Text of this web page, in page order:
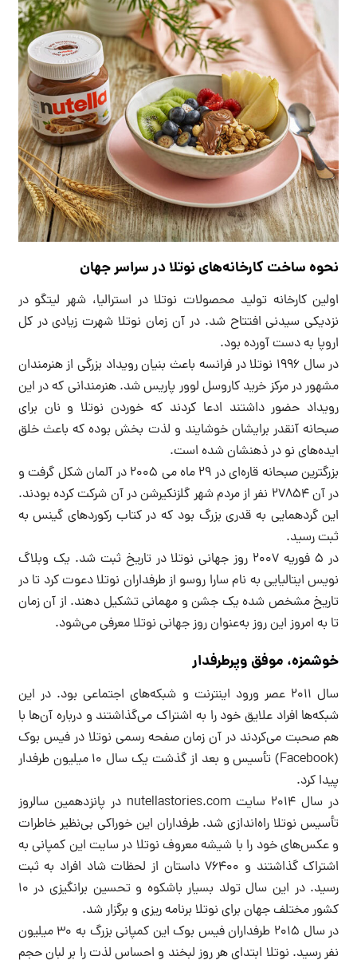
نحوه ساخت کارخانه‌های نوتلا در سراسر جهان
اولین کارخانه تولید محصولات نوتلا در استرالیا، شهر لیتگو در
نزدیکی سیدنی افتتاح شد. در آن زمان نوتلا شهرت زیادی در کل
اروپا به دست آورده بود.
در سال ۱۹۹۶ نوتلا در فرانسه باعث بنیان رویداد بزرگی از هنرمندان
مشهور در مرکز خرید کاروسل لوور پاریس شد. هنرمندانی که در این
رویداد حضور داشتند ادعا کردند که خوردن نوتلا و نان برای
صبحانه آنقدر برایشان خوشایند و لذت بخش بوده که باعث خلق
ایده‌های نو در ذهنشان شده است.
بزرگترین صبحانه قاره‌ای در ۲۹ ماه می ۲۰۰۵ در آلمان شکل گرفت و
در آن ۲۷۸۵۴ نفر از مردم شهر گلزنکیرشن در آن شرکت کرده بودند.
این گردهمایی به قدری بزرگ بود که در کتاب رکوردهای گینس به
ثبت رسید.
در ۵ فوریه ۲۰۰۷ روز جهانی نوتلا در تاریخ ثبت شد. یک وبلاگ
نویس ایتالیایی به نام سارا روسو از طرفداران نوتلا دعوت کرد تا در
تاریخ مشخص شده یک جشن و مهمانی تشکیل دهند. از آن زمان
تا به امروز این روز به‌عنوان روز جهانی نوتلا معرفی می‌شود.
خوشمزه،‌ موفق و‌پرطرفدار
سال ۲۰۱۱ عصر ورود اینترنت و شبکه‌های اجتماعی بود. در این
شبکه‌ها افراد علایق خود را به اشتراک می‌گذاشتند و درباره آن‌ها با
هم صحبت می‌کردند در آن زمان صفحه رسمی نوتلا در فیس بوک
(Facebook) تأسیس و بعد از گذشت یک سال ۱۰ میلیون طرفدار
پیدا کرد.
در سال ۲۰۱۴ سایت nutellastories.com در پانزدهمین سالروز
تأسیس نوتلا راه‌اندازی شد. طرفداران این خوراکی بی‌نظیر خاطرات
و عکس‌های خود را با شیشه معروف نوتلا در سایت این کمپانی به
اشتراک گذاشتند و ۷۶۴۰۰ داستان از لحظات شاد افراد به ثبت
رسید. در این سال تولد بسیار باشکوه و تحسین برانگیزی در ۱۰
کشور مختلف جهان برای نوتلا برنامه ریزی و برگزار شد.
در سال ۲۰۱۵ طرفداران فیس بوک این کمپانی بزرگ به ۳۰ میلیون
نفر رسید. نوتلا ابتدای هر روز لبخند و احساس لذت را بر لبان حجم